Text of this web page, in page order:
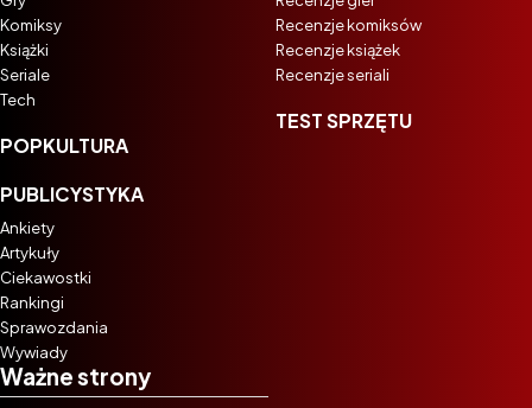
Komiksy
Książki
Seriale
Tech
POPKULTURA
PUBLICYSTYKA
Ankiety
Artykuły
Ciekawostki
Rankingi
Sprawozdania
Wywiady
Recenzje komiksów
Recenzje książek
Recenzje seriali
TEST SPRZĘTU
Ważne strony